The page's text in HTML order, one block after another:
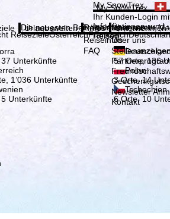
My SnowTrex
My SnowTrex
Ihr Kunden-Login
Informationen rund
Reisen.
ReisezieleÖsterreichFrankreich
Unterkünfte
57 Orte, 136
1’036 Unterkünfte
Polen
3 Orte, 14
Unterkünfte
Tschechien
6 Orte, 10
Urlaubswelten
Die neuesten Beiträge aus unserem
Infos
Reiseinfos
Reiseinfos
FAQ
Unternehmen
Über uns
Über uns
Newsletter
Kontakt